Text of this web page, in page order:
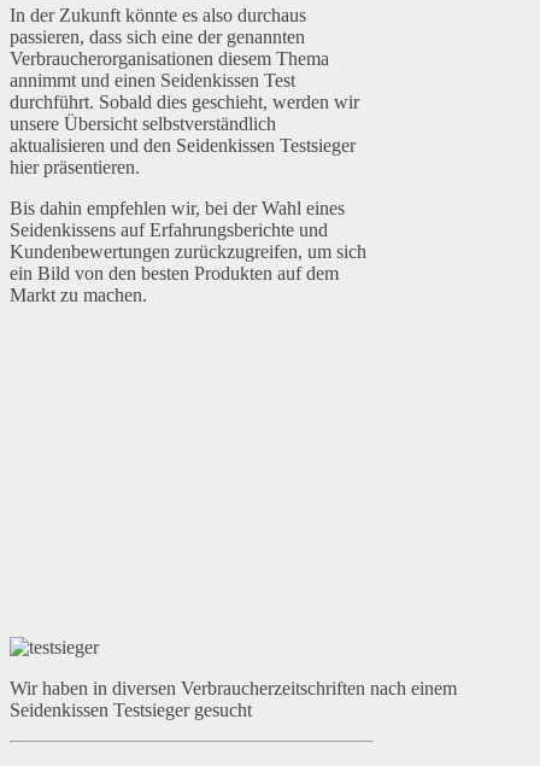
In der Zukunft könnte es also durchaus
passieren, dass sich eine der genannten
Verbraucherorganisationen diesem Thema
annimmt und einen Seidenkissen Test
durchführt. Sobald dies geschieht, werden wir
unsere Übersicht selbstverständlich
aktualisieren und den Seidenkissen Testsieger
hier präsentieren.
Bis dahin empfehlen wir, bei der Wahl eines
Seidenkissens auf Erfahrungsberichte und
Kundenbewertungen zurückzugreifen, um sich
ein Bild von den besten Produkten auf dem
Markt zu machen.
Wir haben in diversen Verbraucherzeitschriften nach einem
Seidenkissen Testsieger gesucht